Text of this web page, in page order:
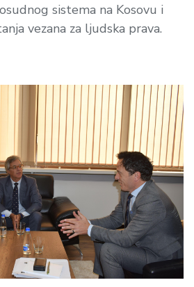
sistema na Kosovu i
vezana za ljudska prava.